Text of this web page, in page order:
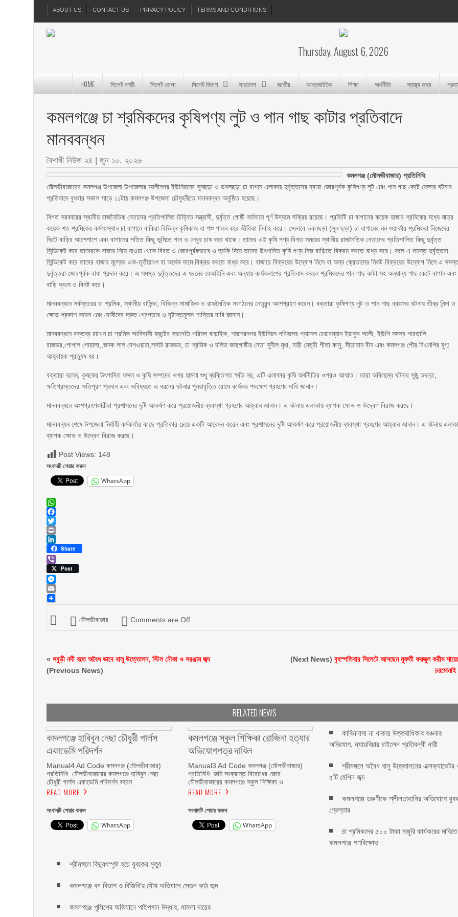
ABOUT US CONTACT US PRIVACY POLICY TERMS AND CONDITIONS
Thursday, August 6, 2026
HOME সিলেট নগরী সিলেট জেলা সিলেট বিভাগ সারাদেশ জাতীয় আন্তর্জাতিক শিক্ষা অর্থনীতি স্বাস্থ্য তথ্য
কমলগঞ্জে চা শ্রমিকদের কৃষিপণ্য লুট ও পান গাছ কাটার প্রতিবাদে
মানববন্ধন
বৈশাখী নিউজ ২৪ |জুন ১০, ২০২৬
কমলগঞ্জ (মৌলভীবাজার) প্রতিনিধি:
মৌলভীবাজারের কমলগঞ্জ উপজেলা উপজেলার আলীনগর ইউনিয়নের সুনছড়া ও ডবলছড়া চা বাগান এলাকায় দুর্বৃত্তদের দ্বারা জোরপূর্বক কৃষিপণ্য লুট এবং পান গাছ কেটে ফেলার ঘটনার
প্রতিবাদে বুধবার সকাল সাড়ে ১১টায় কমলগঞ্জ উপজেলা চৌমুহনীতে মানববন্ধন অনুষ্ঠিত হয়েছে।
বিগত সরকারের স্থানীয় রাজনৈতিক নেতাদের প্রতিপালিত চিহ্নিত সন্ত্রাসী, দুর্বৃত্ত গোষ্ঠী বর্তমানে পূর্ণ উদ্যমে সক্রিয় রয়েছে। প্রতিটি চা বাগানের কয়েক হাজার শ্রমিকের মধ্যে মাত্র
কয়েক শত শ্রমিকের কর্মসংস্থান চা বাগানে বাকিরা বিভিন্ন কৃষিকাজ বা পশু পালন করে জীবিকা নির্বাহ করে। সেভাবে ডবলছড়া (সুন ছড়া) চা বাগানের নন ওয়ার্কার শ্রমিকরা নিজেদের
ভিটে বাড়ির আশেপাশে এবং বাগানের পতিত কিছু ভূমিতে পান ও লেবুর চাষ করে থাকে। তাদের এই কৃষি পণ্য বিগত সময়ের স্থানীয় রাজনৈতিক নেতাদের প্রতিপালিত কিছু দুর্বৃত্ত
সিন্ডিকেট করে তাদেরকে বাজার নিয়ে যাওয়া থেকে বিরত ও জোরপূর্বকভাবে ও হুমকি দিয়ে তাদের উৎপাদিত কৃষি পণ্য নিজ বাড়িতে বিক্রয় করতে বাধ্য করে। ফলে এ সমস্ত দুর্বৃত্তরা
সিন্ডিকেট করে তাদের বাজার মূল্যের এক-তৃতীয়াংশ বা অর্ধেক দামে বিক্রয় করতে বাধ্য করে। বাজারে বিক্রয়ের উদ্যোগ নিলে বা অন্য ক্রেতাদের নিকট বিক্রয়ের উদ্যোগ নিলে এ
দুর্বৃত্তরা জোরপূর্বক বাধা প্রদান করে। এ সমস্ত দুর্বৃত্তদের এ ধরনের বেআইনি এবং অন্যায় কার্যকলাপের প্রতিবাদ করলে শ্রমিকদের পান গাছ কাটা সহ অন্যান্য গাছ কেটে বাগান এবং
বাড়ি ধ্বংস ও বিনষ্ট করে।
মানববন্ধনে সর্বস্তরের চা শ্রমিক, স্থানীয় বাসিন্দা, বিভিন্ন সামাজিক ও রাজনৈতিক সংগঠনের নেতৃবৃন্দ অংশগ্রহণ করেন। বক্তারা কৃষিপণ্য লুট ও পান গাছ ধ্বংসের ঘটনায় তীব্র নিন্দা ও
ক্ষোভ প্রকাশ করেন এবং দোষীদের দ্রুত গ্রেপ্তার ও দৃষ্টান্তমূলক শাস্তির দাবি জানান।
মানববন্ধনে বক্তব্য রাখেন চা শ্রমিক আদিবাসী ফ্রন্টের সভাপতি পরিমল বাড়াইক, শমশেরনগর ইউনিয়ন পরিষদের প্যানেল চেয়ারম্যান ইয়াকুব আলী, ইউপি সদস্য পারতালি
রাজভর,গোপাল গোয়ালা,,জনক লাল দেশওয়ারা,লসমি রাজভর, চা শ্রমিক ও দলিত জনগোষ্ঠীর নেতা সুনীল মৃধা, নারী নেত্রী গীতা কানু, সীতারাম বীন এবং কমলগঞ্জ পৌর বিএনপির যুগ্ম
আহ্বায়ক প্রত্যুষ ধর।
বক্তারা বলেন, কৃষকের উৎপাদিত ফসল ও কৃষি সম্পদের ওপর হামলা শুধু ব্যক্তিগত ক্ষতি নয়, এটি এলাকার কৃষি অর্থনীতির ওপরও আঘাত। তারা অবিলম্বে ঘটনার সুষ্ঠু তদন্ত,
ক্ষতিগ্রস্তদের ক্ষতিপূরণ প্রদান এবং ভবিষ্যতে এ ধরনের ঘটনার পুনরাবৃত্তি রোধে কার্যকর পদক্ষেপ গ্রহণের দাবি জানান।
মানববন্ধনে অংশগ্রহণকারীরা প্রশাসনের দৃষ্টি আকর্ষণ করে প্রয়োজনীয় ব্যবস্থা গ্রহণের আহ্বান জানান। এ ঘটনায় এলাকায় ব্যাপক ক্ষোভ ও উদ্বেগ বিরাজ করছে।
মানববন্ধন শেষে উপজেলা নির্বাহী কর্মকর্তার কাছে প্রতিকার চেয়ে একটি আবেদন করেন এবং প্রশাসনের দৃষ্টি আকর্ষণ করে প্রয়োজনীয় ব্যবস্থা গ্রহণের আহ্বান জানান। এ ঘটনায়
ব্যাপক ক্ষোভ ও উদ্বেগ বিরাজ করছে।
Post Views: 148
সংবাদটি শেয়ার করুন
WhatsApp
WhatsApp
Facebook
Twitter
Print
LinkedIn
Share
ViberPost
Messenger
Email
মৌলভীবাজার Comments are Off
«সবুড়ী নদী হতে অবৈধ ভাবে বালু উত্তোলন, স্টিল নৌকা ও সরঞ্জাম জব্দ
(Previous News)
(Next News)বৃহস্পতিবার সিলেটে আসছেন মুফতী ফয়জুল করীম
চরমোনাই
RELATED NEWS
কমলগঞ্জে হাবিবুন নেছা চৌধুরী গার্লস
একাডেমি পরিদর্শন
Manual4 Ad Code কমলগঞ্জ (মৌলভীবাজার)
প্রতিনিধি: মৌলভীবাজারের কমলগঞ্জে হাবিবুন নেছা
চৌধুরী গার্লস একাডেমি পরিদর্শন করেন
READ MORE
সংবাদটি শেয়ার করুন
WhatsApp
কমলগঞ্জে স্কুল শিক্ষিকা রোজিনা হত্যার
অভিযোগপত্র দাখিল
Manual3 Ad Code কমলগঞ্জ (মৌলভীবাজার)
প্রতিনিধি: জমি সংক্রান্ত বিরোধের জেরে
মৌলভীবাজারের কমলগঞ্জে স্কুল শিক্ষিকা ও
READ MORE
সংবাদটি শেয়ার করুন
WhatsApp
কাবিননামা না থাকায় উত্তরাধিকার বঞ্চনার
অভিযোগ, ন্যায়বিচার চাইলেন প্রতিবন্ধী নারী
শ্রীমঙ্গলে অবৈধ বালু উত্তোলনের এক্সক্যাভেটর
৫টি মেশিন জব্দ
কমলগঞ্জে তরুণীকে শ্লীলতাহানির অভিযোগে
গ্রেপ্তার
চা শ্রমিকদের ৫০০ টাকা মজুরি কার্যকরের দাবিতে
কমলগঞ্জে গণবিক্ষোভ
শ্রীমঙ্গলে বিদ্যুৎস্পৃষ্ট হয়ে যুবকের মৃত্যু
কমলগঞ্জে বন বিভাগ ও বিজিবি’র যৌথ অভিযানে সেগুন কাঠ জব্দ
কমলগঞ্জে পুলিশের অভিযানে পাইপগান উদ্ধার, মামলা দায়ের